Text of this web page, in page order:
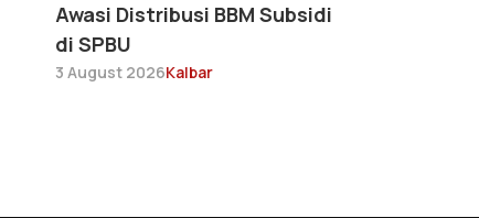
Awasi Distribusi BBM Subsidi
di SPBU
3 August 2026Kalbar